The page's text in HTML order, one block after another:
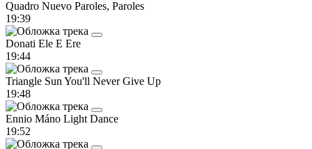
Quadro Nuevo Paroles, Paroles
19:39
Donati Ele E Ere
19:44
Triangle Sun You'll Never Give Up
19:48
Ennio Máno Light Dance
19:52